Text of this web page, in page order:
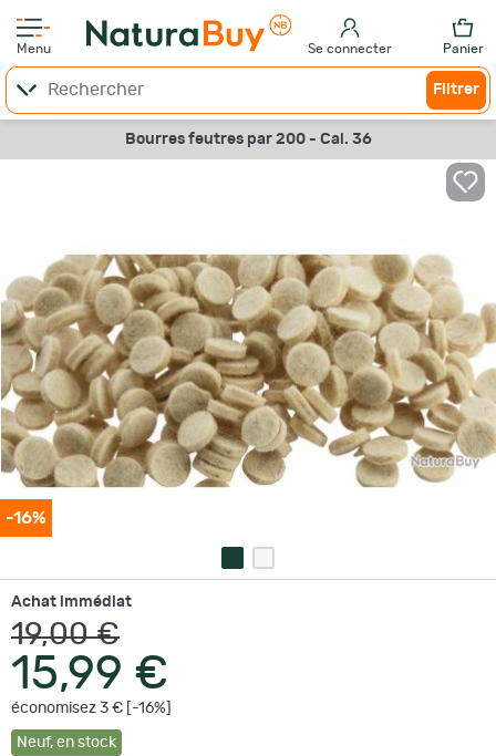
Menu Se connecter Panier
Filtrer
Bourres feutres par 200 - Cal. 36
-16%
Achat immédiat
19,00 €
15,99 €
économisez 3 € [-16%]
Neuf, en stock